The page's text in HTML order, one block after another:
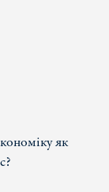
як